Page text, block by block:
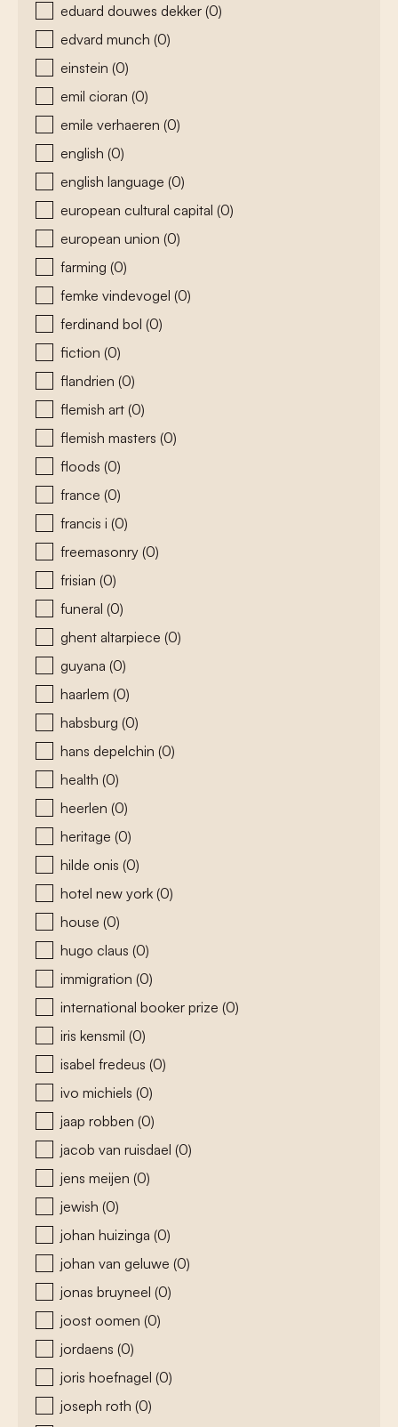
eduard douwes dekker (0)
edvard munch (0)
einstein (0)
emil cioran (0)
emile verhaeren (0)
english (0)
english language (0)
european cultural capital (0)
european union (0)
farming (0)
femke vindevogel (0)
ferdinand bol (0)
fiction (0)
flandrien (0)
flemish art (0)
flemish masters (0)
floods (0)
france (0)
francis i (0)
freemasonry (0)
frisian (0)
funeral (0)
ghent altarpiece (0)
guyana (0)
haarlem (0)
habsburg (0)
hans depelchin (0)
health (0)
heerlen (0)
heritage (0)
hilde onis (0)
hotel new york (0)
house (0)
hugo claus (0)
immigration (0)
international booker prize (0)
iris kensmil (0)
isabel fredeus (0)
ivo michiels (0)
jaap robben (0)
jacob van ruisdael (0)
jens meijen (0)
jewish (0)
johan huizinga (0)
johan van geluwe (0)
jonas bruyneel (0)
joost oomen (0)
jordaens (0)
joris hoefnagel (0)
joseph roth (0)